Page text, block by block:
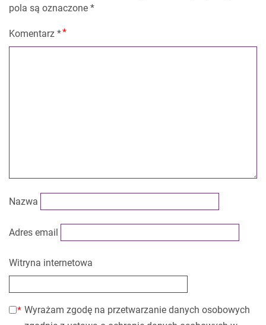
pola są oznaczone *
Komentarz *
Nazwa
Adres email
Witryna internetowa
Wyrażam zgodę na przetwarzanie danych osobowych